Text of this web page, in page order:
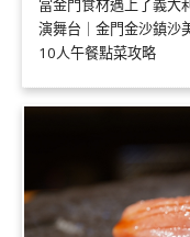
當金門食材遇上了義大
演舞台｜金門金沙鎮沙
10人午餐點菜攻略